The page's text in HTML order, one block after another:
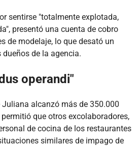
sentirse "totalmente explotada,
presentó una cuenta de cobro
de modelaje, lo que desató un
de la agencia.
operandi"
Juliana alcanzó más de 350.000
que otros excolaboradores,
de cocina de los restaurantes
similares de impago de